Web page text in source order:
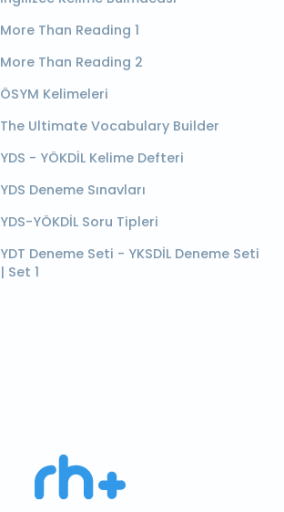
More Than Reading 1
More Than Reading 2
ÖSYM Kelimeleri
The Ultimate Vocabulary Builder
YDS - YÖKDİL Kelime Defteri
YDS Deneme Sınavları
YDS-YÖKDİL Soru Tipleri
YDT Deneme Seti - YKSDİL Deneme Seti
| Set 1